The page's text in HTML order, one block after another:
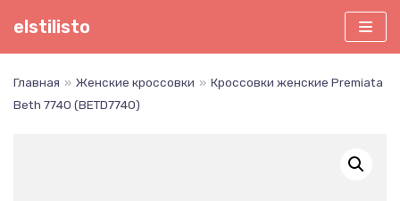
Перейти
elstilisto
Главная » Женские кроссовки » Кроссовки женские Premiata
Beth 7740 (BETD7740)